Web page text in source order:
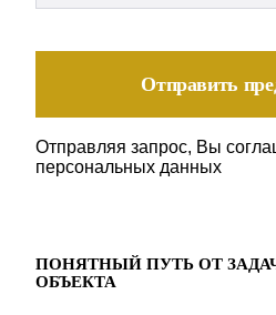
Отправляя запрос, Вы
персональных данных
ПОНЯТНЫЙ ПУТЬ ОТ
ОБЪЕКТА